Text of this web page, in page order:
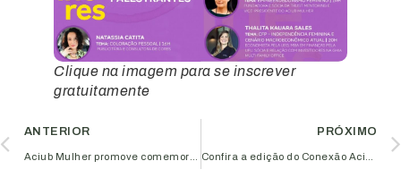
Clique na imagem para se inscrever
gratuitamente
ANTERIOR PRÓXIMO